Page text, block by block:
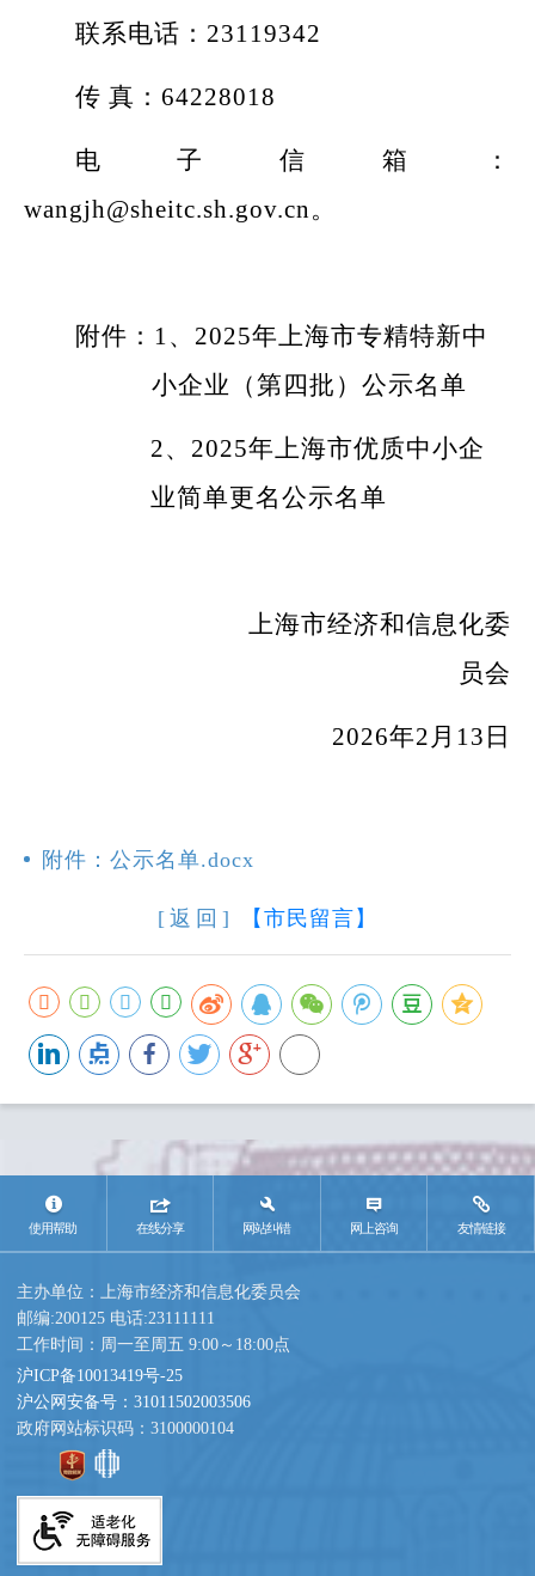
联系电话： 23119342
传 真： 64228018
电子信箱：
wangjh@sheitc.sh.gov.cn。
附件： 1、 2025年上海市专精特新中
小企业（第四批）公示名单
2、 2025年上海市优质中小企
业简单更名公示名单
上海市经济和信息化委
员会
2026年2 月 13 日
附件：公示名单.docx
[返回] 【市民留言】
使用帮助 在线分享 网站纠错 网上咨询 友情链接
主办单位：上海市经济和信息化委员会
邮编:200125 电话:23111111
工作时间：周一至周五 9:00～18:00点
沪ICP备10013419号-25
沪公网安备号：31011502003506
政府网站标识码：3100000104